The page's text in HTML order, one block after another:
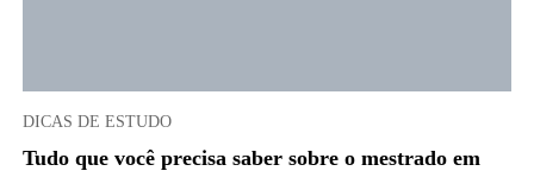
DICAS DE ESTUDO
Tudo que você precisa saber sobre o mestrado em